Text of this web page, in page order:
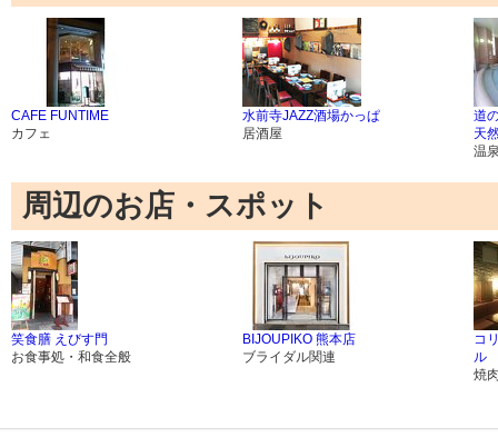
CAFE FUNTIME
カフェ
水前寺JAZZ酒場かっぱ
居酒屋
道
天
温
周辺のお店・スポット
笑食膳 えびす門
お食事処・和食全般
BIJOUPIKO 熊本店
ブライダル関連
コ
ル
焼